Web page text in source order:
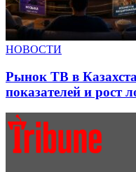
НОВОСТИ
Рынок ТВ в
показателей и рост